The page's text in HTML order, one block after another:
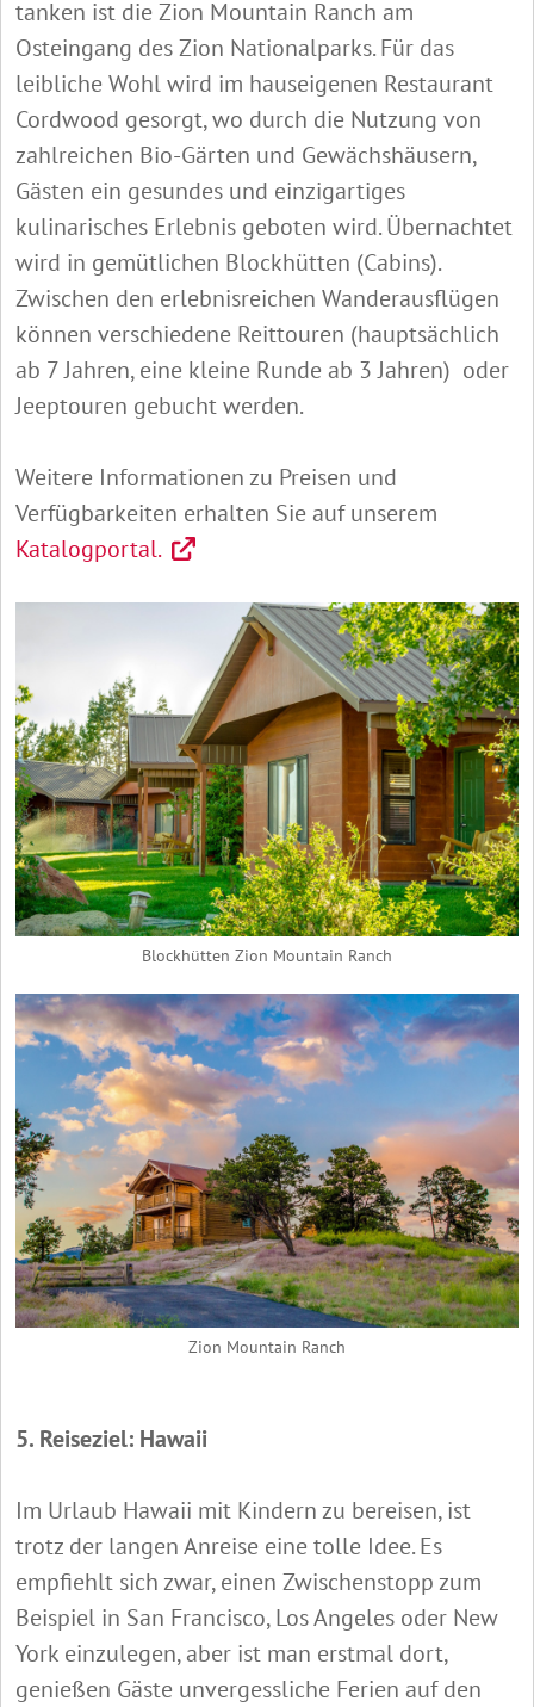
tanken ist die Zion Mountain Ranch am
Osteingang des Zion Nationalparks. Für das
leibliche Wohl wird im hauseigenen Restaurant
Cordwood gesorgt, wo durch die Nutzung von
zahlreichen Bio-Gärten und Gewächshäusern,
Gästen ein gesundes und einzigartiges
kulinarisches Erlebnis geboten wird. Übernachtet
wird in gemütlichen Blockhütten (Cabins).
Zwischen den erlebnisreichen Wanderausflügen
können verschiedene Reittouren (hauptsächlich
ab 7 Jahren, eine kleine Runde ab 3 Jahren) oder
Jeeptouren gebucht werden.
Weitere Informationen zu Preisen und
Verfügbarkeiten erhalten Sie auf unserem
Katalogportal.
Blockhütten Zion Mountain Ranch
Zion Mountain Ranch
5. Reiseziel: Hawaii
Im Urlaub Hawaii mit Kindern zu bereisen, ist
trotz der langen Anreise eine tolle Idee. Es
empfiehlt sich zwar, einen Zwischenstopp zum
Beispiel in San Francisco, Los Angeles oder New
York einzulegen, aber ist man erstmal dort,
genießen Gäste unvergessliche Ferien auf den